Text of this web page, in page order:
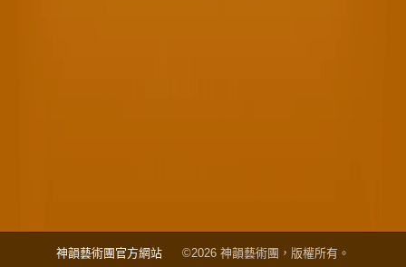
神韻藝術團官方網站 ©2026 神韻藝術團，版權所有。